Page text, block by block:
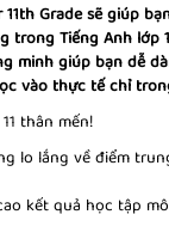
OBJECT
Gradesẽ giúp
trong Tiếng Anh lớp
minh giúp bạn dễ
vào thực tế chỉ
thân mến!
lo lắng về điểm
kết quả học tập